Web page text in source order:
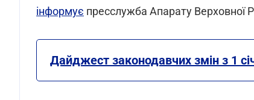
інформує пресслужба Апарату Верховної
Дайджест законодавчих змін з 1